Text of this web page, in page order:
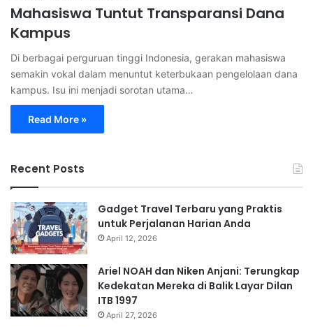
Mahasiswa Tuntut Transparansi Dana
Kampus
Di berbagai perguruan tinggi Indonesia, gerakan mahasiswa
semakin vokal dalam menuntut keterbukaan pengelolaan dana
kampus. Isu ini menjadi sorotan utama…
Read More »
Recent Posts
Gadget Travel Terbaru yang Praktis
untuk Perjalanan Harian Anda
April 12, 2026
Ariel NOAH dan Niken Anjani: Terungkap
Kedekatan Mereka di Balik Layar Dilan
ITB 1997
April 27, 2026